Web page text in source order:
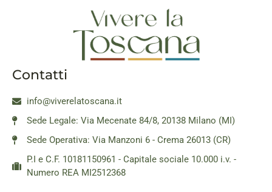
Contatti
info@viverelatoscana.it
Sede Legale: Via Mecenate 84/8, 20138 Milano (MI)
Sede Operativa: Via Manzoni 6 - Crema 26013 (CR)
P.I e C.F. 10181150961 - Capitale sociale 10.000 i.v. -
Numero REA MI2512368